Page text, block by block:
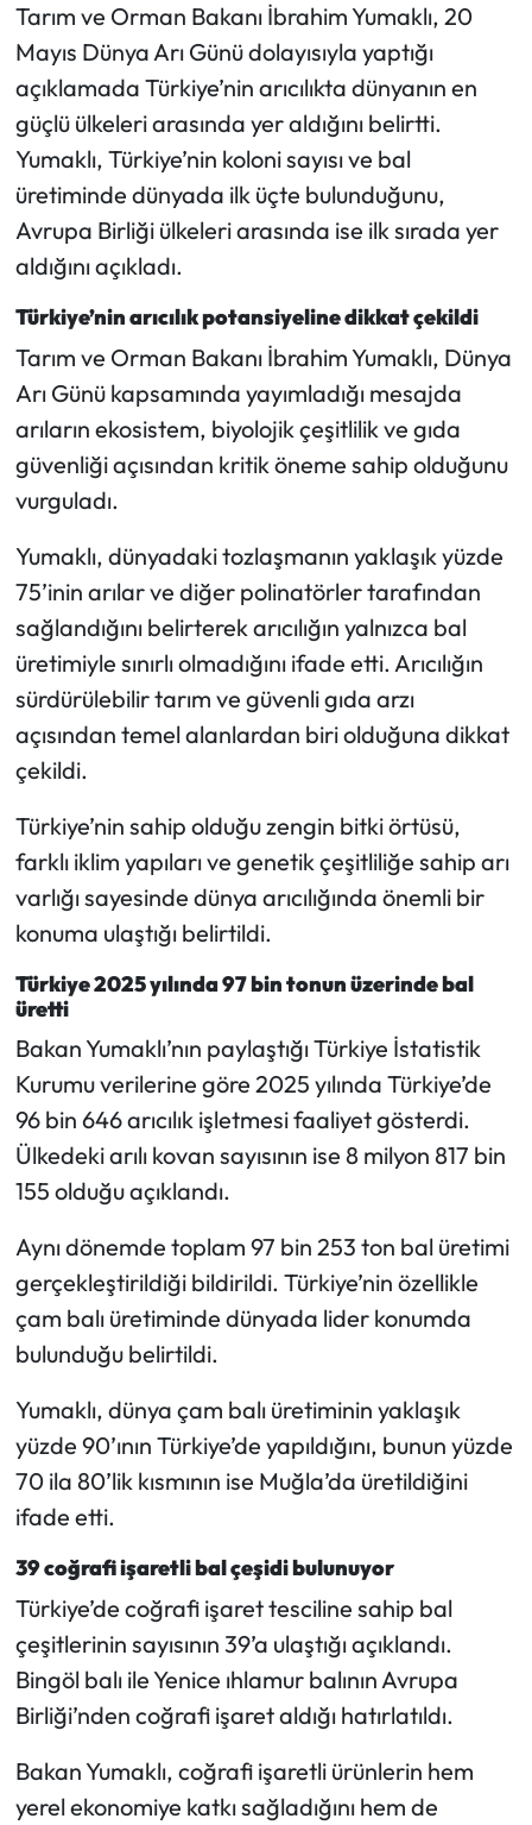
Tarım ve Orman Bakanı İbrahim Yumaklı, 20
Mayıs Dünya Arı Günü dolayısıyla yaptığı
açıklamada Türkiye’nin arıcılıkta dünyanın en
güçlü ülkeleri arasında yer aldığını belirtti.
Yumaklı, Türkiye’nin koloni sayısı ve bal
üretiminde dünyada ilk üçte bulunduğunu,
Avrupa Birliği ülkeleri arasında ise ilk sırada yer
aldığını açıkladı.
Türkiye’nin arıcılık potansiyeline dikkat çekildi
Tarım ve Orman Bakanı İbrahim Yumaklı, Dünya
Arı Günü kapsamında yayımladığı mesajda
arıların ekosistem, biyolojik çeşitlilik ve gıda
güvenliği açısından kritik öneme sahip olduğunu
vurguladı.
Yumaklı, dünyadaki tozlaşmanın yaklaşık yüzde
75’inin arılar ve diğer polinatörler tarafından
sağlandığını belirterek arıcılığın yalnızca bal
üretimiyle sınırlı olmadığını ifade etti. Arıcılığın
sürdürülebilir tarım ve güvenli gıda arzı
açısından temel alanlardan biri olduğuna dikkat
çekildi.
Türkiye’nin sahip olduğu zengin bitki örtüsü,
farklı iklim yapıları ve genetik çeşitliliğe sahip arı
varlığı sayesinde dünya arıcılığında önemli bir
konuma ulaştığı belirtildi.
Türkiye 2025 yılında 97 bin tonun üzerinde bal
üretti
Bakan Yumaklı’nın paylaştığı Türkiye İstatistik
Kurumu verilerine göre 2025 yılında Türkiye’de
96 bin 646 arıcılık işletmesi faaliyet gösterdi.
Ülkedeki arılı kovan sayısının ise 8 milyon 817 bin
155 olduğu açıklandı.
Aynı dönemde toplam 97 bin 253 ton bal üretimi
gerçekleştirildiği bildirildi. Türkiye’nin özellikle
çam balı üretiminde dünyada lider konumda
bulunduğu belirtildi.
Yumaklı, dünya çam balı üretiminin yaklaşık
yüzde 90’ının Türkiye’de yapıldığını, bunun yüzde
70 ila 80’lik kısmının ise Muğla’da üretildiğini
ifade etti.
39 coğrafi işaretli bal çeşidi bulunuyor
Türkiye’de coğrafi işaret tesciline sahip bal
çeşitlerinin sayısının 39’a ulaştığı açıklandı.
Bingöl balı ile Yenice ıhlamur balının Avrupa
Birliği’nden coğrafi işaret aldığı hatırlatıldı.
Bakan Yumaklı, coğrafi işaretli ürünlerin hem
yerel ekonomiye katkı sağladığını hem de
Kimdir?
Kültür Sanat
Laçin Haberleri
Magazin
Mecitözü Haberleri
Oğuzlar Haberleri
Ortaköy Haberleri
Osmancık Haberleri
Resmi İlan
Resmi Reklam
Sağlık
Siyaset
Spor
Sungurlu Haberleri
Turizm
Uğurludağ Haberleri
Yayla Haber
Yemek Tarifleri
Yerel Haberler